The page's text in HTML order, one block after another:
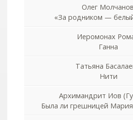
Олег
«За родником —
Иеромонах
Ганна
Татьяна
Нити
Архимандрит Иов
Была ли грешницей